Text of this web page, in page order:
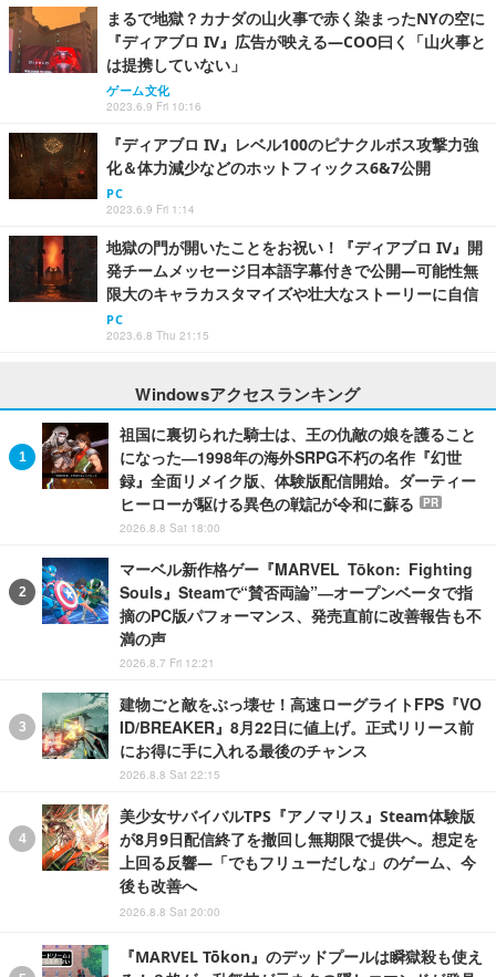
まるで地獄？カナダの山火事で赤く染まったNYの空に
『ディアブロ IV』広告が映える―COO曰く「山火事と
は提携していない」
ゲーム文化
2023.6.9 Fri 10:16
『ディアブロ IV』レベル100のピナクルボス攻撃力強
化＆体力減少などのホットフィックス6&7公開
PC
2023.6.9 Fri 1:14
地獄の門が開いたことをお祝い！『ディアブロ IV』開
発チームメッセージ日本語字幕付きで公開―可能性無
限大のキャラカスタマイズや壮大なストーリーに自信
PC
2023.6.8 Thu 21:15
Windowsアクセスランキング
祖国に裏切られた騎士は、王の仇敵の娘を護ること
になった―1998年の海外SRPG不朽の名作『幻世
録』全面リメイク版、体験版配信開始。ダーティー
ヒーローが駆ける異色の戦記が令和に蘇る
PR
2026.8.8 Sat 18:00
マーベル新作格ゲー『MARVEL Tōkon: Fighting
Souls』Steamで“賛否両論”―オープンベータで指
摘のPC版パフォーマンス、発売直前に改善報告も不
満の声
2026.8.7 Fri 12:21
建物ごと敵をぶっ壊せ！高速ローグライトFPS『VO
ID/BREAKER』8月22日に値上げ。正式リリース前
にお得に手に入れる最後のチャンス
2026.8.8 Sat 22:15
美少女サバイバルTPS『アノマリス』Steam体験版
が8月9日配信終了を撤回し無期限で提供へ。想定を
上回る反響―「でもフリューだしな」のゲーム、今
後も改善へ
2026.8.8 Sat 20:00
『MARVEL Tōkon』のデッドプールは瞬獄殺も使え